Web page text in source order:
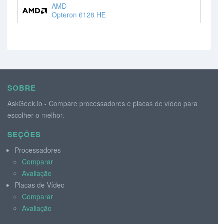
AMD
Opteron 6128 HE
SOBRE
AskGeek.io - Compare processadores e placas de vídeo para
escolher o melhor.
SEÇÕES
Processadores
Comparar
Avaliação
Placas de Vídeo
Comparar
Avaliação